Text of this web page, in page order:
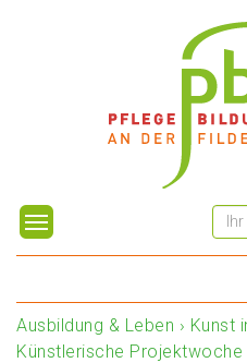
Ausbildung & Leben › Kunst
Künstlerische Projektwoche